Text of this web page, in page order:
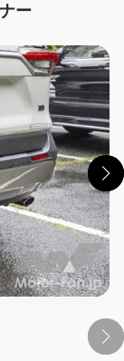
ー